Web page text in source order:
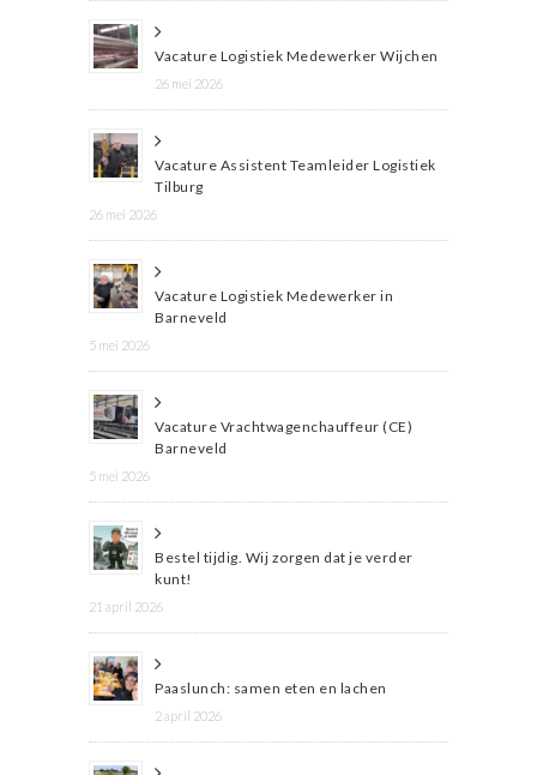
Vacature Logistiek Medewerker Wijchen
26 mei 2026
Vacature Assistent Teamleider Logistiek
Tilburg
26 mei 2026
Vacature Logistiek Medewerker in
Barneveld
5 mei 2026
Vacature Vrachtwagenchauffeur (CE)
Barneveld
5 mei 2026
Bestel tijdig. Wij zorgen dat je verder
kunt!
21 april 2026
Paaslunch: samen eten en lachen
2 april 2026